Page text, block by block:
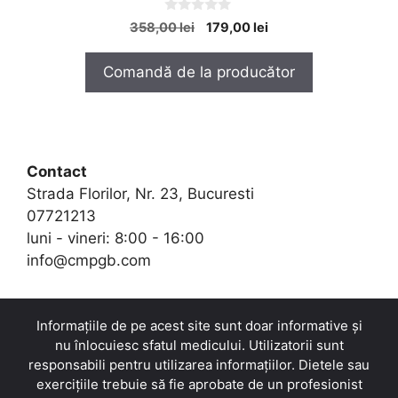
0
o
o
5
358,00lei
Prețul
fost:
179,00lei
este:
179,00 lei.
Comandă de la producător
Contact
Strada Florilor, Nr. 23, Bucuresti
07721213
luni - vineri: 8:00 - 16:00
info@cmpgb.com
Informațiile de pe acest site sunt doar informative și
nu înlocuiesc sfatul medicului. Utilizatorii sunt
responsabili pentru utilizarea informațiilor. Dietele sau
exercițiile trebuie să fie aprobate de un profesionist